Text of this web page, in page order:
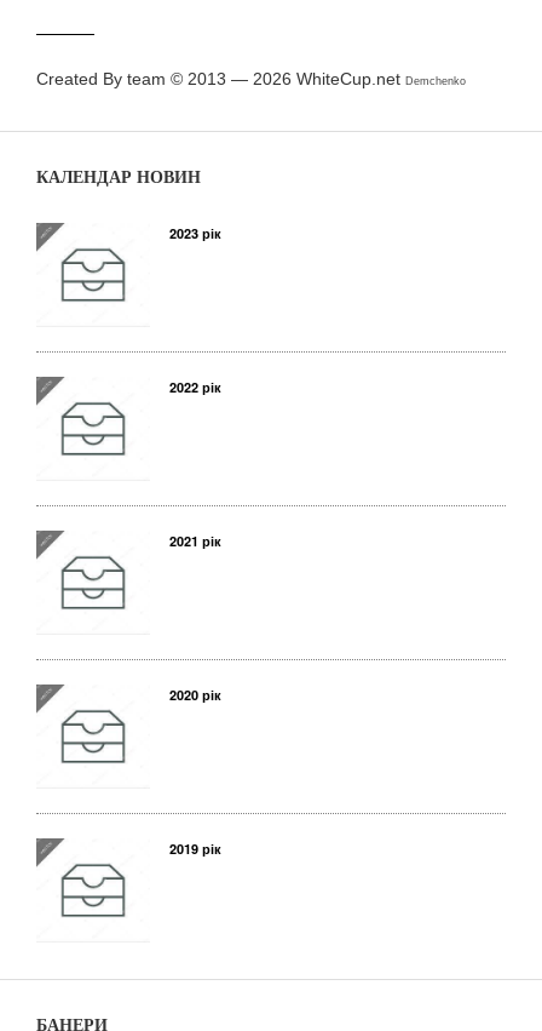
Created By team © 2013 — 2026 WhiteCup.net Demchenko
КАЛЕНДАР НОВИН
2023 рік
2022 рік
2021 рік
2020 рік
2019 рік
БАНЕРИ